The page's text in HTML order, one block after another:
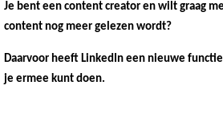
Je bent een content creator en wilt graag
content nog meer gelezen wordt?
Daarvoor heeft LinkedIn een nieuwe
je ermee kunt doen.